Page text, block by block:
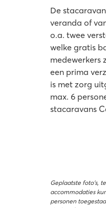
De
veranda of
o.a. twee
welke gratis
medewerkers
een prima
is met zorg
max. 6
stacaravans
Geplaatste foto’s,
accommodaties
personen